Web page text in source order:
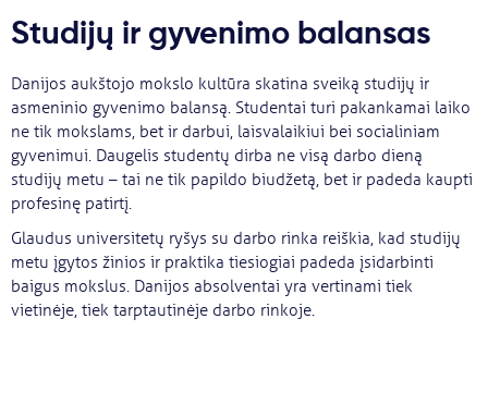
Studijų ir gyvenimo balansas
Danijos aukštojo mokslo kultūra skatina sveiką studijų ir
asmeninio gyvenimo balansą. Studentai turi pakankamai laiko
ne tik mokslams, bet ir darbui, laisvalaikiui bei socialiniam
gyvenimui. Daugelis studentų dirba ne visą darbo dieną
studijų metu – tai ne tik papildo biudžetą, bet ir padeda kaupti
profesinę patirtį.
Glaudus universitetų ryšys su darbo rinka reiškia, kad studijų
metu įgytos žinios ir praktika tiesiogiai padeda įsidarbinti
baigus mokslus. Danijos absolventai yra vertinami tiek
vietinėje, tiek tarptautinėje darbo rinkoje.